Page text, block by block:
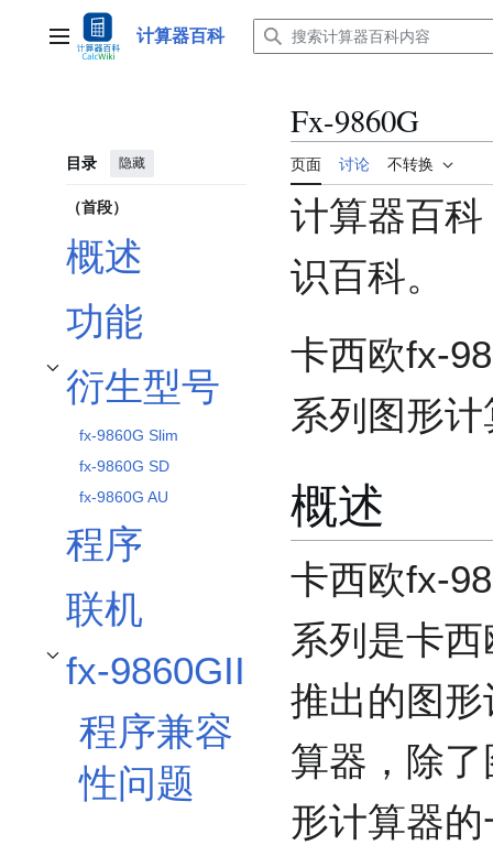
主菜单 计算器百科
目录 隐藏
（首段）
概述
功能
衍生型号
开关衍生型号子章节
fx-9860G Slim
fx-9860G SD
fx-9860G AU
程序
联机
fx-9860GII
开关fx-9860GII子章节
程序兼容
性问题
Fx-9860G
页面 讨论 不转换
计算器百
识百科。
卡西欧fx-
系列图形
概述
卡西欧fx-
系列是卡西
推出的图形
算器，除了
形计算器的